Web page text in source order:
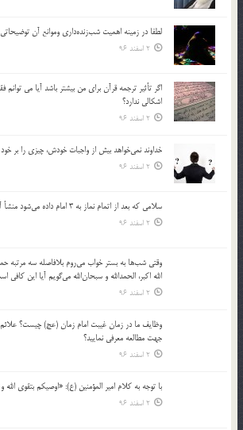
لطفا در زمينه اهميت شب‌زنده‌داري وموانع آن توضيحاتي
2 اسفند 96
اگر تأثير ترجمه قرآن براي من بيشتر باشد آيا مي توانم
اشكالي ندارد؟
2 اسفند 96
خداوند نمي‌خواهد بيش از واجبات خودش، چيزي را بر
2 اسفند 96
سلامي كه بعد از اتمام نماز به 3 امام داده مي‌شود منشأ آن چيست؟
2 اسفند 96
وقتي شب‌ها به بستر خواب مي‌روم بلافاصله سه مرتبه
الله اكبر، الحمدالله و سبحان‌الله مي‌گويم آيا اين كافي
2 اسفند 96
وظايف ما در زمان غيبت امام زمان (عج) چيست؟
جهت مطالعه معرفي نماييد؟
2 اسفند 96
با توجه به كلام امير المؤمنين (ع): «اوصيكم بتقوي
2 اسفند 96